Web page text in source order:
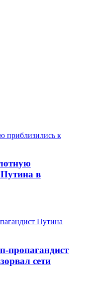
в
пропагандист
сети